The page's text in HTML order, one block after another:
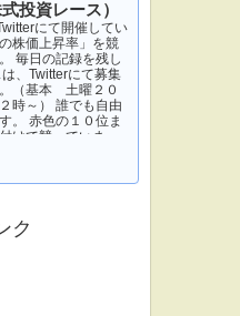
投資レース）
にて開催してい
株価上昇率」を競
毎日の記録を残し
、Twitterにて募集
（基本 土曜２０
時～） 誰でも自由
。 赤色の１０位ま
けて競っていま
ク